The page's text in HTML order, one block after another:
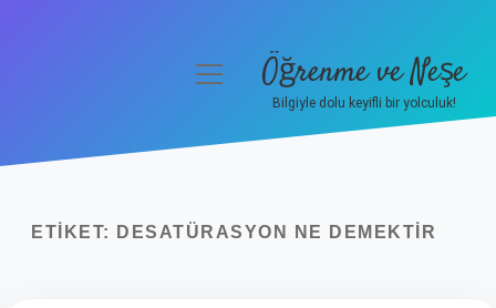
Yasal Uyarı
menüyüÖğrenme ve Neşe
Bilgiyle dolu keyifli bir yolculuk!
ETIKET: DESATÜRASYON NE DEMEKTIR